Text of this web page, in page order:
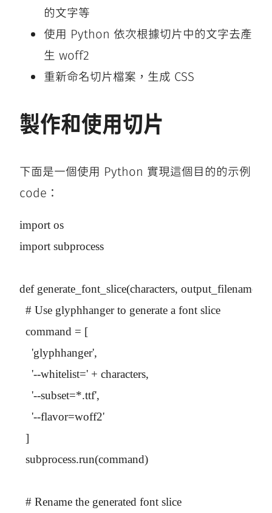
的文字等
使用 Python 依次根據切片中的文字去產
生 woff2
重新命名切片檔案，生成 CSS
製作和使用切片
下面是一個使用 Python 實現這個目的的示例
code：
import os
import subprocess
def generate_font_slice(characters, output_filename):
  # Use glyphhanger to generate a font slice
  command = [
    'glyphhanger',
    '--whitelist=' + characters,
    '--subset=*.ttf',
    '--flavor=woff2'
  ]
  subprocess.run(command)
  # Rename the generated font slice